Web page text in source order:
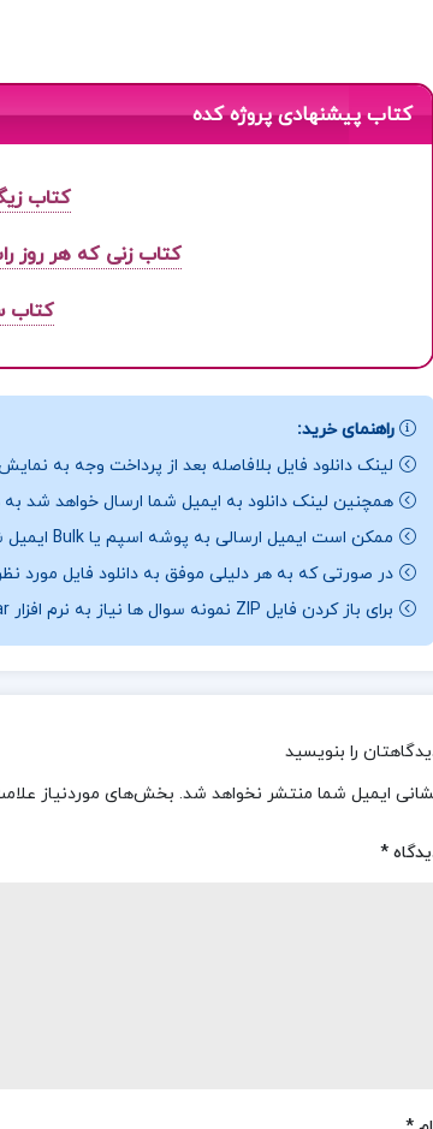
کتاب پیشنهادی پروژه کده
کتاب
کتاب زنی که هر روز راس ساعت ۶ صبح می آمد
کتاب
راهنمای خرید:
لینک دانلود فایل بلافاصله بعد از پرداخت وجه به
همچنین لینک دانلود به ایمیل شما ارسال خواهد شد به
ممکن است ایمیل ارسالی به پوشه اسپم یا Bulk ایمیل شما ارسال شده باشد.
در صورتی که به هر دلیلی موفق به دانلود فایل مورد
برای باز کردن فایل ZIP نمونه سوال ها نیاز به نرم افزار Winrar دارید.
را بنویسید
ایمیل شما منتشر نخواهد شد. بخش‌های موردنیاز
*